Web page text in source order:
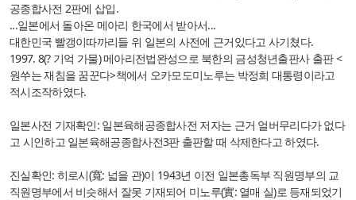
공종합사전 2판에 삽입.
...일본에서 돌아온 메아리 한국에서 받아서...
대한민국 빨갱이따까리들 위 일본의 사전에 근거있다고 사기쳤다.
1997. 8(? 기억 가물) 메아리전법완성으로 북한의 금성청년출판사 출판 <
원쑤는 재침을 꿈꾼다>책에서 오카모도미노루는 박정희 대통령이라고
적시조작하였다.
일본사전 기재확인: 일본육해공종합사전 저자는 근거 얼버무리다가 없다
고 시인하고 일본육해공종합사전3판 출판할 때 삭제한다고 하였다.
진실확인: 히로시(寬: 넓을 관)이 1943년 이전 일본총독부 직원명부의 교
직원명부에서 비슷해서 잘못 기재되어 미노루(實: 열매 실)로 등재되었기